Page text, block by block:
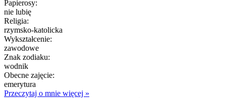
Papierosy:
nie lubię
Religia:
rzymsko-katolicka
Wykształcenie:
zawodowe
Znak zodiaku:
wodnik
Obecne zajęcie:
emerytura
Przeczytaj o mnie więcej »